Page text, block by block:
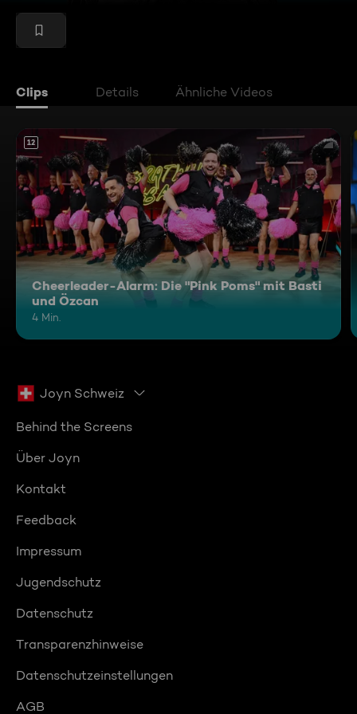
Clips Details Ähnliche Videos
12
Cheerleader-Alarm: Die "Pink Poms" mit Basti
und Özcan
4 Min.
Joyn Schweiz
Behind the Screens
Über Joyn
Kontakt
Feedback
Impressum
Jugendschutz
Datenschutz
Transparenzhinweise
Datenschutzeinstellungen
AGB